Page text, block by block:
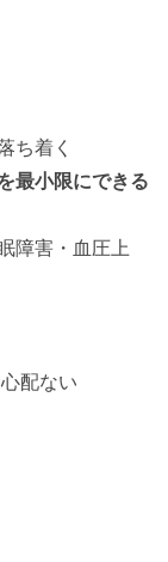
着く
最小限にできる
害・血圧上
配ない